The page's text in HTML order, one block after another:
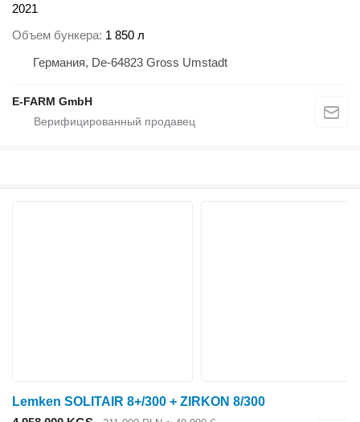
2021
Объем бункера 1 850 л
Германия, De-64823 Gross Umstadt
E-FARM GmbH
Lemken SOLITAIR 8+/300 + ZIRKON 8/300